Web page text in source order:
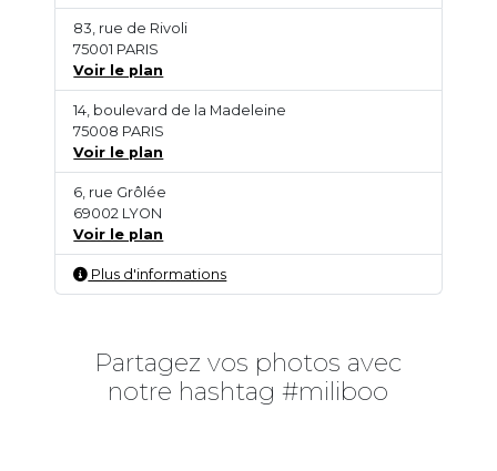
83, rue de Rivoli
75001 PARIS
Voir le plan
14, boulevard de la Madeleine
75008 PARIS
Voir le plan
6, rue Grôlée
69002 LYON
Voir le plan
Plus d'informations
Partagez vos photos avec
notre hashtag #miliboo